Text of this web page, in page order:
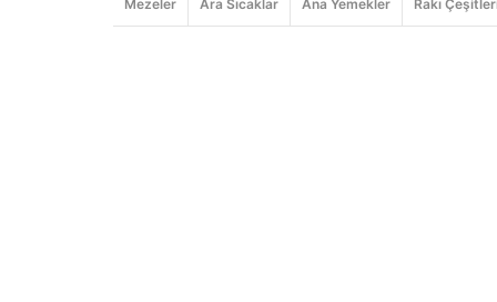
Mezeler Ara Sıcaklar Ana Yemekler Rakı